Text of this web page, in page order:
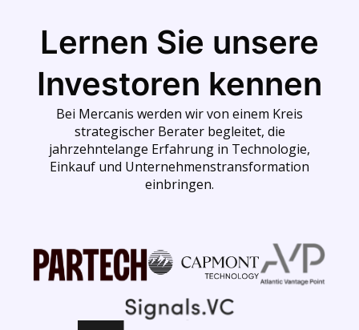
Lernen Sie unsere
Investoren kennen
Bei Mercanis werden wir von einem Kreis
strategischer Berater begleitet, die
jahrzehntelange Erfahrung in Technologie,
Einkauf und Unternehmenstransformation
einbringen.